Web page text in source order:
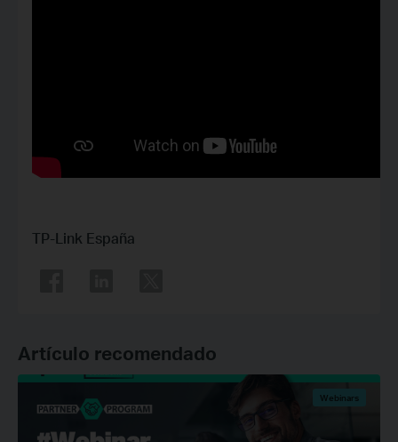
TP-Link España
Artículo recomendado
Webinars